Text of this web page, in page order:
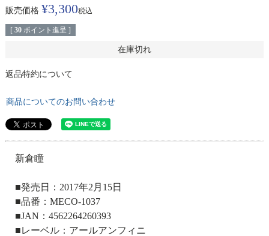
販売価格 ¥3,300税込
[ 30 ポイント進呈 ]
在庫切れ
返品特約について
商品についてのお問い合わせ
新倉瞳
■発売日：2017年2月15日
■品番：MECO-1037
■JAN：4562264260393
■レーベル：アールアンフィニ